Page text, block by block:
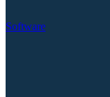
Software